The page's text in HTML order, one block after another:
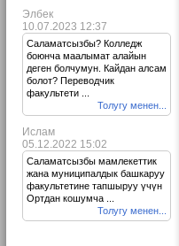
Элбек
10.07.2023 12:37
Саламатсызбы? Колледж
боюнча маалымат алайын
деген болчумун. Кайдан алсам
болот? Переводчик
факультети ...
Толугу менен...
Ислам
05.12.2022 15:02
Саламатсызбы мамлекеттик
жана муниципалдык башкаруу
факультетине тапшыруу үчүн
Ортдан кошумча ...
Толугу менен...